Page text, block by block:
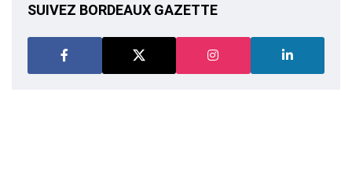
SUIVEZ BORDEAUX GAZETTE